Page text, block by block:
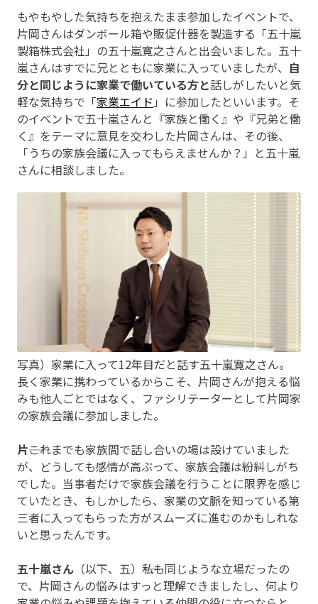
もやもやした気持ちを抱えたまま参加したイベントで、
片岡さんはダンボール箱や販促什器を製造する「五十嵐
製箱株式会社」の五十嵐寛之さんと出会いました。五十
嵐さんはすでに兄とともに家業に入っていましたが、 自
分と同じように家業で働いている方と話しがしたいと気
軽な気持ちで「家業エイド 」に参加したといいます。そ
のイベントで五十嵐さんと『家族と働く』や『兄弟と働
く』をテーマに意見を交わした片岡さんは、その後、
「うちの家族会議に入ってもらえませんか？」と五十嵐
さんに相談しました。
写真）家業に入って12年目だと話す五十嵐寛之さん。
長く家業に携わっているからこそ、片岡さんが抱える悩
みも他人ごとではなく、ファシリテーターとして片岡家
の家族会議に参加しました。
片――これまでも家族間で話し合いの場は設けていました
が、どうしても感情が高ぶって、家族会議は紛糾しがち
でした。当事者だけで家族会議を行うことに限界を感じ
ていたとき、もしかしたら、家業の文脈を知っている第
三者に入ってもらった方がスムーズに進むのかもしれな
いと思ったんです。
五十嵐さん （以下、五）――私も同じような立場だったの
で、片岡さんの悩みはすっと理解できましたし、何より